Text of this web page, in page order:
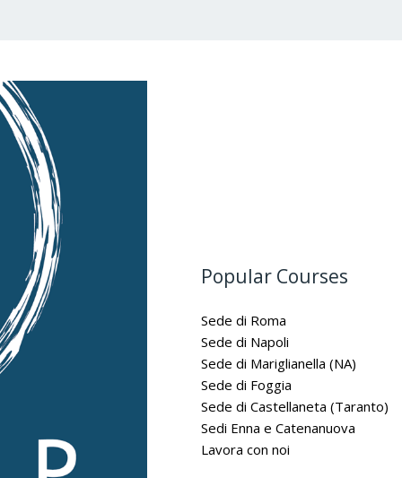
Popular Courses
Sede di Roma
Sede di Napoli
Sede di Mariglianella (NA)
Sede di Foggia
Sede di Castellaneta (Taranto)
Sedi Enna e Catenanuova
Lavora con noi